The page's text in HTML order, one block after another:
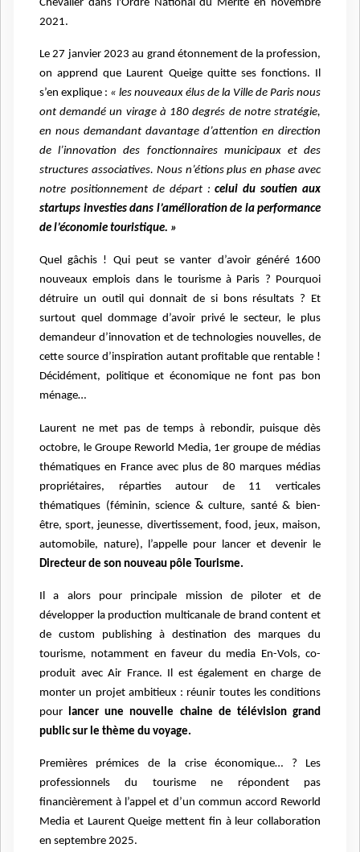
Chevalier dans l'Ordre National du Mérite en novembre
2021.
Le 27 janvier 2023 au grand étonnement de la profession,
on apprend que Laurent Queige quitte ses fonctions. Il
s’en explique : « les nouveaux élus de la Ville de Paris nous
ont demandé un virage à 180 degrés de notre stratégie,
en nous demandant davantage d’attention en direction
de l’innovation des fonctionnaires municipaux et des
structures associatives. Nous n’étions plus en phase avec
notre positionnement de départ :celui du soutien aux
startups investies dans l’amélioration de la performance
de l’économie touristique. »
Quel gâchis ! Qui peut se vanter d’avoir généré 1600
nouveaux emplois dans le tourisme à Paris ? Pourquoi
détruire un outil qui donnait de si bons résultats ? Et
surtout quel dommage d’avoir privé le secteur, le plus
demandeur d’innovation et de technologies nouvelles, de
cette source d’inspiration autant profitable que rentable !
Décidément, politique et économique ne font pas bon
ménage…
Laurent ne met pas de temps à rebondir, puisque dès
octobre, le Groupe Reworld Media, 1er groupe de médias
thématiques en France avec plus de 80 marques médias
propriétaires, réparties autour de 11 verticales
thématiques (féminin, science & culture, santé & bien-
être, sport, jeunesse, divertissement, food, jeux, maison,
automobile, nature), l’appelle pour lancer et devenir le
Directeur de son nouveau pôle Tourisme.
Il a alors pour principale mission de piloter et de
développer la production multicanale de brand content et
de custom publishing à destination des marques du
tourisme, notamment en faveur du media En-Vols, co-
produit avec Air France. Il est également en charge de
monter un projet ambitieux : réunir toutes les conditions
pour lancer une nouvelle chaine de télévision grand
public sur le thème du voyage.
Premières prémices de la crise économique… ? Les
professionnels du tourisme ne répondent pas
financièrement à l’appel et d’un commun accord Reworld
Media et Laurent Queige mettent fin à leur collaboration
en septembre 2025.